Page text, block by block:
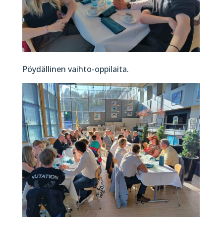
Pöydällinen vaihto-oppilaita.